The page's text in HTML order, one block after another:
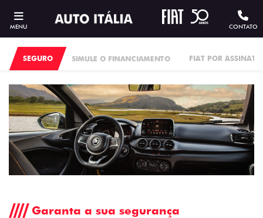
MENU CONTATO
SIMULE O FINANCIAMENTO FIAT POR
SEGURO
Garanta a sua segurança